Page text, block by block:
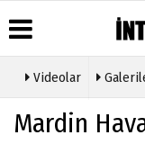
Üye Paneli
Haber
Videolar
Mardin